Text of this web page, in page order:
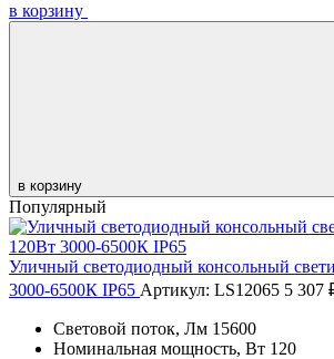
в корзину
в корзину
Популярный
Уличный светодиодный консольный
3000-6500К IP65 Артикул: LS12065 5 307
Световой поток, Лм 15600
Номинальная мощность, Вт 120